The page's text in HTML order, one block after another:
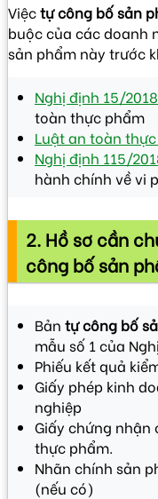
Việctự công bố sản
buộc của các doanh
sản phẩm này trước
Nghị định 15/
toàn thực phẩm
Luật an toàn
Nghị định 115/
hành chính về vi
2. Hồ sơ cần
công bố sản
Bản tự công bố
mẫu số 1 của
Phiếu kết quả
Giấy phép kinh
nghiệp
Giấy chứng nhận
thực phẩm.
Nhãn chính sản
(nếu có)